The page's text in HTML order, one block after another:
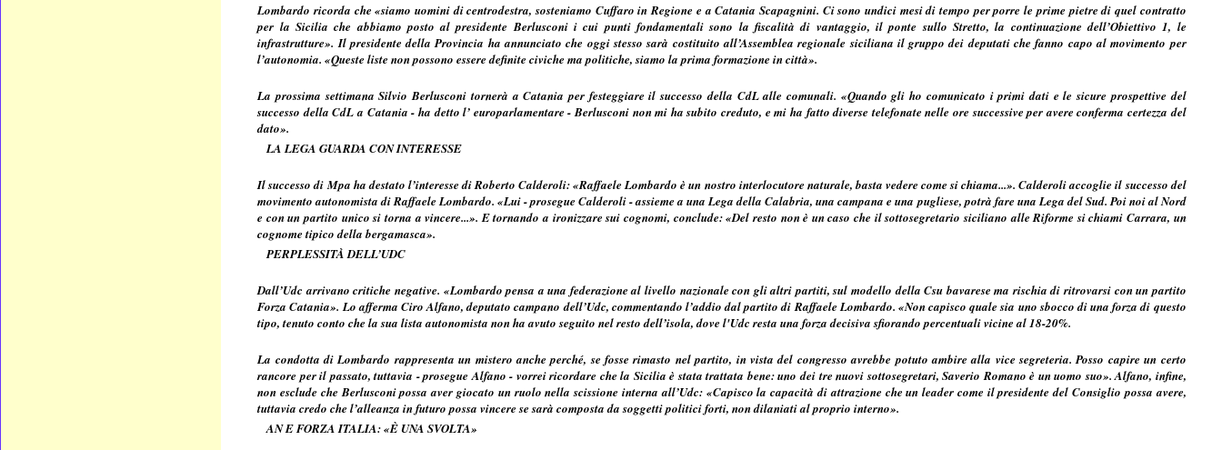
Lombardo ricorda che «siamo uomini di centrodestra, sosteniamo Cuffaro in Regione e a Catania Scapagnini. Ci sono undici mesi di tempo per porre le prime pietre di quel contratto
per la Sicilia che abbiamo posto al presidente Berlusconi i cui punti fondamentali sono la fiscalità di vantaggio, il ponte sullo Stretto, la continuazione dell’Obiettivo 1, le
infrastrutture». Il presidente della Provincia ha annunciato che oggi stesso sarà costituito all’Assemblea regionale siciliana il gruppo dei deputati che fanno capo al movimento per
l’autonomia. «Queste liste non possono essere definite civiche ma politiche, siamo la prima formazione in città».
La prossima settimana Silvio Berlusconi tornerà a Catania per festeggiare il successo della CdL alle comunali. «Quando gli ho comunicato i primi dati e le sicure prospettive del
successo della CdL a Catania - ha detto l’ europarlamentare - Berlusconi non mi ha subito creduto, e mi ha fatto diverse telefonate nelle ore successive per avere conferma certezza del
dato».
LA LEGA GUARDA CON INTERESSE
Il successo di Mpa ha destato l’interesse di Roberto Calderoli: «Raffaele Lombardo è un nostro interlocutore naturale, basta vedere come si chiama...». Calderoli accoglie il successo del
movimento autonomista di Raffaele Lombardo. «Lui - prosegue Calderoli - assieme a una Lega della Calabria, una campana e una pugliese, potrà fare una Lega del Sud. Poi noi al Nord
e con un partito unico si torna a vincere...». E tornando a ironizzare sui cognomi, conclude: «Del resto non è un caso che il sottosegretario siciliano alle Riforme si chiami Carrara, un
cognome tipico della bergamasca».
PERPLESSITÀ DELL’UDC
Dall’Udc arrivano critiche negative. «Lombardo pensa a una federazione al livello nazionale con gli altri partiti, sul modello della Csu bavarese ma rischia di ritrovarsi con un partito
Forza Catania». Lo afferma Ciro Alfano, deputato campano dell’Udc, commentando l’addio dal partito di Raffaele Lombardo. «Non capisco quale sia uno sbocco di una forza di questo
tipo, tenuto conto che la sua lista autonomista non ha avuto seguito nel resto dell’isola, dove l'Udc resta una forza decisiva sfiorando percentuali vicine al 18-20%.
La condotta di Lombardo rappresenta un mistero anche perché, se fosse rimasto nel partito, in vista del congresso avrebbe potuto ambire alla vice segreteria. Posso capire un certo
rancore per il passato, tuttavia - prosegue Alfano - vorrei ricordare che la Sicilia è stata trattata bene: uno dei tre nuovi sottosegretari, Saverio Romano è un uomo suo». Alfano, infine,
non esclude che Berlusconi possa aver giocato un ruolo nella scissione interna all’Udc: «Capisco la capacità di attrazione che un leader come il presidente del Consiglio possa avere,
tuttavia credo che l’alleanza in futuro possa vincere se sarà composta da soggetti politici forti, non dilaniati al proprio interno».
AN E FORZA ITALIA: «È UNA SVOLTA»